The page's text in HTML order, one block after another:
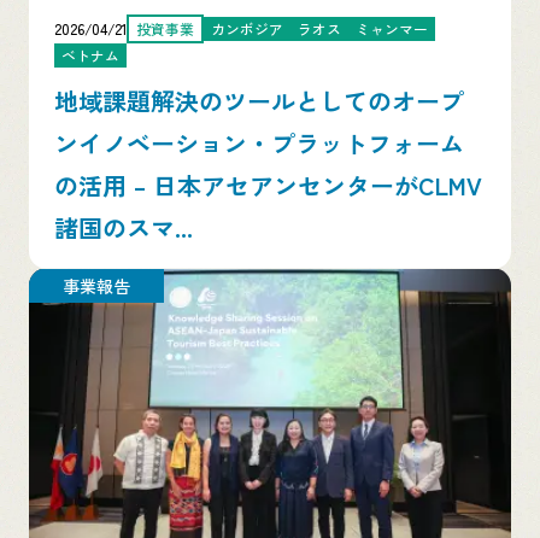
2026/04/21 投資事業 カンボジア ラオス
ミャンマー
ベトナム
地域課題解決のツールとしてのオープ
ンイノベーション・プラットフォーム
の活用 – 日本アセアンセンターがCLMV
諸国のスマ...
事業報告